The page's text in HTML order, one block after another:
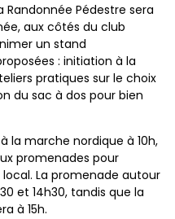
Pédestre sera
aux côtés du club
un stand
: initiation à la
pratiques sur le choix
du sac à dos pour bien
la marche nordique à 10h,
promenades pour
La promenade autour
et 14h30, tandis que la
à 15h.